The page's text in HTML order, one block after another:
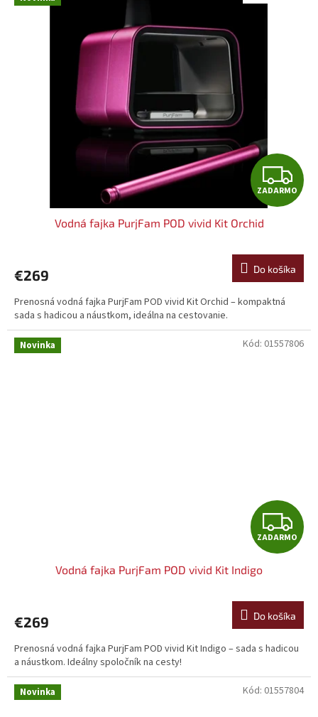
Z
A
A
M
O
ZADARMO
Vodná fajka PurjFam POD vivid Kit Orchid
€269 Do košíka
Prenosná vodná fajka PurjFam POD vivid Kit Orchid – kompaktná
sada s hadicou a náustkom, ideálna na cestovanie.
Novinka
Z
A
A
R
M
O
ZADARMO
Vodná fajka PurjFam POD vivid Kit Indigo
€269 Do košíka
Prenosná vodná fajka PurjFam POD vivid Kit Indigo – sada s hadicou
a náustkom. Ideálny spoločník na cesty!
Kód: 01557806
Novinka Kód: 01557804